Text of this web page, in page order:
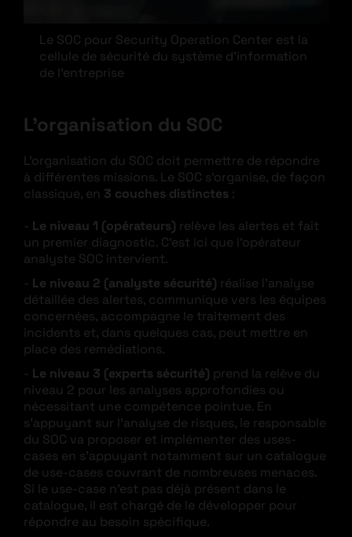
Le SOC pour Security Operation Center est la
cellule de sécurité du système d’information
de l’entreprise
L’organisation du SOC
L’organisation du SOC doit permettre de répondre
à différentes missions. Le SOC s’organise, de façon
classique, en 3 couches distinctes :
Le niveau 1 (opérateurs) relève les alertes et fait
un premier diagnostic. C’est ici que l’opérateur
analyste SOC intervient.
Le niveau 2 (analyste sécurité) réalise l’analyse
détaillée des alertes, communique vers les équipes
concernées, accompagne le traitement des
incidents et, dans quelques cas, peut mettre en
place des remédiations.
Le niveau 3 (experts sécurité) prend la relève du
niveau 2 pour les analyses approfondies ou
nécessitant une compétence pointue. En
s’appuyant sur l’analyse de risques, le responsable
du SOC va proposer et implémenter des uses-
cases en s’appuyant notamment sur un catalogue
de use-cases couvrant de nombreuses menaces.
Si le use-case n’est pas déjà présent dans le
catalogue, il est chargé de le développer pour
répondre au besoin spécifique.